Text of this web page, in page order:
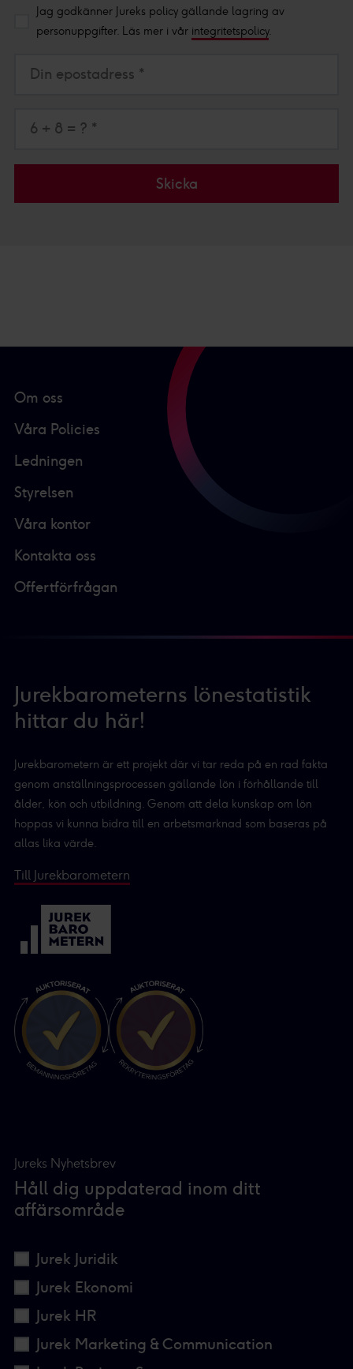
Jag godkänner Jureks policy gällande lagring av
personuppgifter. Läs mer i vår integritetspolicy.
Din epostadress *
6 + 8 = ? *
Skicka
Om oss
Våra Policies
Ledningen
Styrelsen
Våra kontor
Kontakta oss
Offertförfrågan
Jurekbarometerns lönestatistik
hittar du här!
Jurekbarometern är ett projekt där vi tar reda på en rad fakta
genom anställningsprocessen gällande lön i förhållande till
ålder, kön och utbildning. Genom att dela kunskap om lön
hoppas vi kunna bidra till en arbetsmarknad som baseras på
allas lika värde.
Till Jurekbarometern
Jureks Nyhetsbrev
Håll dig uppdaterad inom ditt
affärsområde
Jurek Juridik
Jurek Ekonomi
Jurek HR
Jurek Marketing & Communication